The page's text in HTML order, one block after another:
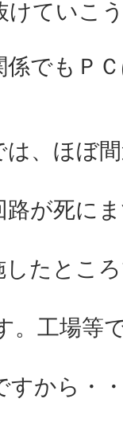
けていこ
係でもＰ
、ほぼ
路が死に
したとこ
。工場等
すから・